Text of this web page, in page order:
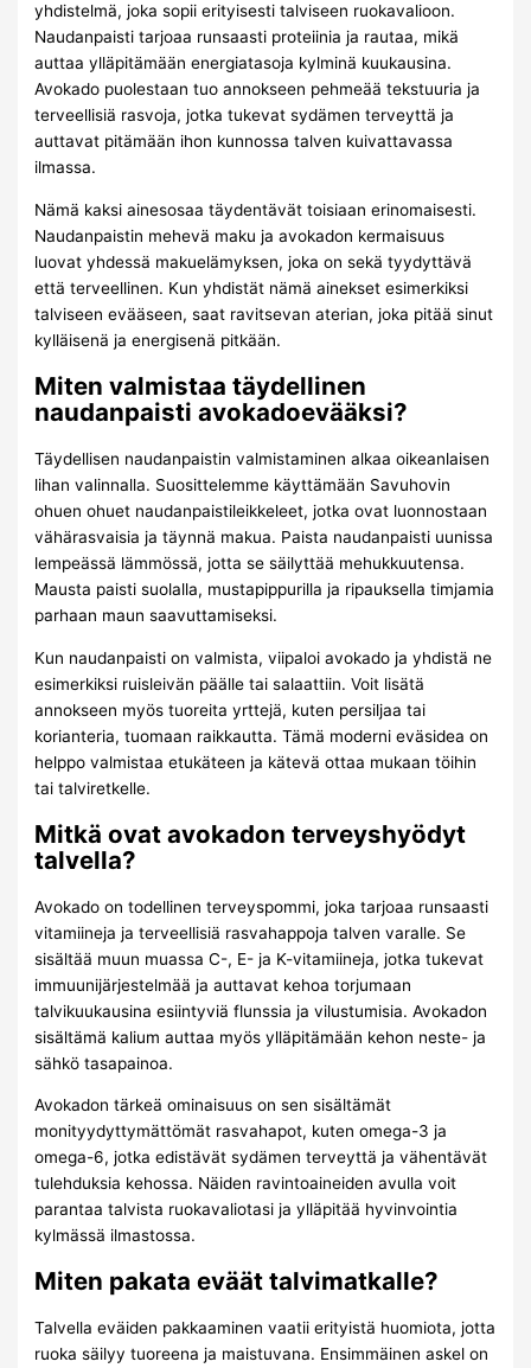
yhdistelmä, joka sopii erityisesti talviseen ruokavalioon.
Naudanpaisti tarjoaa runsaasti proteiinia ja rautaa, mikä
auttaa ylläpitämään energiatasoja kylminä kuukausina.
Avokado puolestaan tuo annokseen pehmeää tekstuuria ja
terveellisiä rasvoja, jotka tukevat sydämen terveyttä ja
auttavat pitämään ihon kunnossa talven kuivattavassa
ilmassa.
Nämä kaksi ainesosaa täydentävät toisiaan erinomaisesti.
Naudanpaistin mehevä maku ja avokadon kermaisuus
luovat yhdessä makuelämyksen, joka on sekä tyydyttävä
että terveellinen. Kun yhdistät nämä ainekset esimerkiksi
talviseen evääseen, saat ravitsevan aterian, joka pitää sinut
kylläisenä ja energisenä pitkään.
Miten valmistaa täydellinen
naudanpaisti avokadoevääksi?
Täydellisen naudanpaistin valmistaminen alkaa oikeanlaisen
lihan valinnalla. Suosittelemme käyttämään Savuhovin
ohuen ohuet naudanpaistileikkeleet, jotka ovat luonnostaan
vähärasvaisia ja täynnä makua. Paista naudanpaisti uunissa
lempeässä lämmössä, jotta se säilyttää mehukkuutensa.
Mausta paisti suolalla, mustapippurilla ja ripauksella timjamia
parhaan maun saavuttamiseksi.
Kun naudanpaisti on valmista, viipaloi avokado ja yhdistä ne
esimerkiksi ruisleivän päälle tai salaattiin. Voit lisätä
annokseen myös tuoreita yrttejä, kuten persiljaa tai
korianteria, tuomaan raikkautta. Tämä moderni eväsidea on
helppo valmistaa etukäteen ja kätevä ottaa mukaan töihin
tai talviretkelle.
Mitkä ovat avokadon terveyshyödyt
talvella?
Avokado on todellinen terveyspommi, joka tarjoaa runsaasti
vitamiineja ja terveellisiä rasvahappoja talven varalle. Se
sisältää muun muassa C-, E- ja K-vitamiineja, jotka tukevat
immuunijärjestelmää ja auttavat kehoa torjumaan
talvikuukausina esiintyviä flunssia ja vilustumisia. Avokadon
sisältämä kalium auttaa myös ylläpitämään kehon neste- ja
sähkö tasapainoa.
Avokadon tärkeä ominaisuus on sen sisältämät
monityydyttymättömät rasvahapot, kuten omega-3 ja
omega-6, jotka edistävät sydämen terveyttä ja vähentävät
tulehduksia kehossa. Näiden ravintoaineiden avulla voit
parantaa talvista ruokavaliotasi ja ylläpitää hyvinvointia
kylmässä ilmastossa.
Miten pakata eväät talvimatkalle?
Talvella eväiden pakkaaminen vaatii erityistä huomiota, jotta
ruoka säilyy tuoreena ja maistuvana. Ensimmäinen askel on